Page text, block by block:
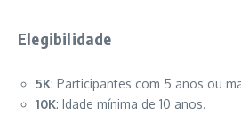
Elegibilidade
5K: Participantes com 5 anos ou
10K: Idade mínima de 10 anos.